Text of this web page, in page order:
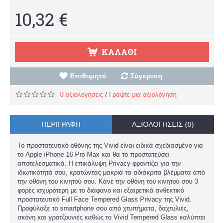
10,32 €
ΚΑΛΆΘΙ
Επιθυμητό Σύγκριση
0 αξιολογήσεις / Γράψτε μια αξιολόγηση
ΠΕΡΙΓΡΑΦΉ ΑΞΙΟΛΟΓΉΣΕΙΣ (0)
Το προστατευτικό οθόνης της Vivid είναι ειδικά σχεδιασμένο για
το Apple iPhone 16 Pro Max και θα το προστατεύσει
αποτελεσματικά. Η επικάλυψη Privacy φροντίζει για την
ιδιωτικότητά σου, κρατώντας μακριά τα αδιάκριτα βλέμματα από
την οθόνη του κινητού σου. Κάνε την οθόνη του κινητού σου 3
φορές ισχυρότερη με το διάφανο και εξαιρετικά ανθεκτικό
προστατευτικό Full Face Tempered Glass Privacy της Vivid.
Προφύλαξε το smartphone σου από χτυπήματα, δαχτυλιές,
σκόνη και γρατζουνιές καθώς το Vivid Tempered Glass καλύπτει